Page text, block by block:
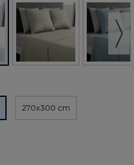
270x300 cm